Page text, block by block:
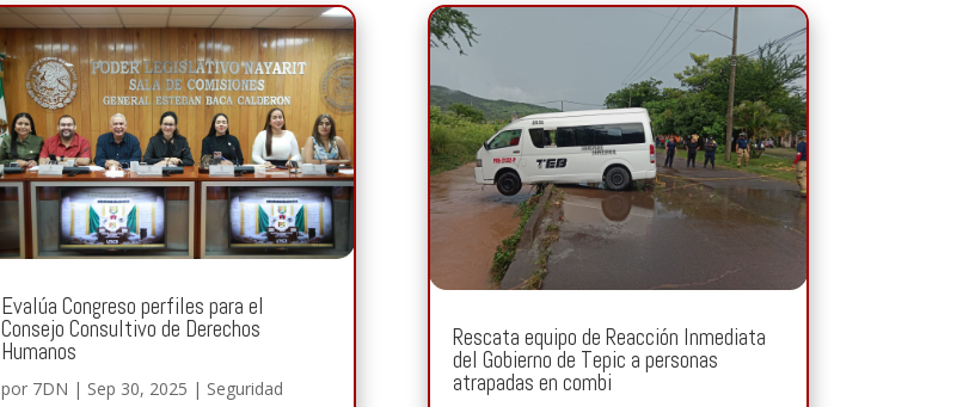
Evalúa Congreso perfiles para el
Consejo Consultivo de Derechos
Humanos
por 7DN | Sep 30, 2025 | Seguridad
Rescata equipo de Reacción Inmediata
del Gobierno de Tepic a personas
atrapadas en combi